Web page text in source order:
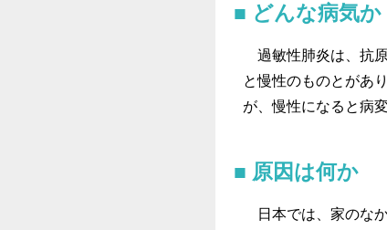
どんな病気か
過敏性肺炎は、抗
と慢性のものとがあ
が、慢性になると病
原因は何か
日本では、家のな